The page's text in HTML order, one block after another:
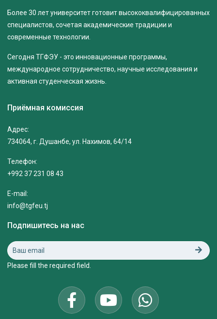
Более 30 лет университет готовит высококвалифицированных
специалистов, сочетая академические традиции и
современные технологии.
Сегодня ТГФЭУ - это инновационные программы,
международное сотрудничество, научные исследования и
активная студенческая жизнь.
Приёмная комиссия
Адрес:
734064, г. Душанбе, ул. Нахимов, 64/14
Телефон:
+992 37 231 08 43
E-mail:
info@tgfeu.tj
Подпишитесь на нас
Please fill the required field.